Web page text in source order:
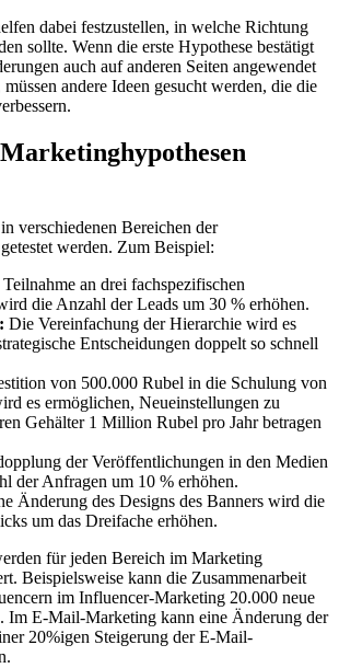
dabei festzustellen, in welche Richtung
sollte. Wenn die erste Hypothese bestätigt
auch auf anderen Seiten angewendet
andere Ideen gesucht werden, die die
verschiedenen Bereichen der
werden. Zum Beispiel:
an drei fachspezifischen
die Anzahl der Leads um 30 % erhöhen.
Die Vereinfachung der Hierarchie wird es
Entscheidungen doppelt so schnell
von 500.000 Rubel in die Schulung von
es ermöglichen, Neueinstellungen zu
Gehälter 1 Million Rubel pro Jahr betragen
der Veröffentlichungen in den Medien
der Anfragen um 10 % erhöhen.
Änderung des Designs des Banners wird die
um das Dreifache erhöhen.
für jeden Bereich im Marketing
Beispielsweise kann die Zusammenarbeit
im Influencer-Marketing 20.000 neue
Im E-Mail-Marketing kann eine Änderung der
20%igen Steigerung der E-Mail-